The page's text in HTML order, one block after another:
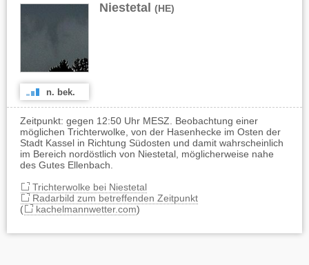
Niestetal (HE)
n. bek.
Zeitpunkt: gegen 12:50 Uhr MESZ. Beobachtung einer
möglichen Trichterwolke, von der Hasenhecke im Osten der
Stadt Kassel in Richtung Südosten und damit wahrscheinlich
im Bereich nordöstlich von Niestetal, möglicherweise nahe
des Gutes Ellenbach.
Trichterwolke bei Niestetal
Radarbild zum betreffenden Zeitpunkt
(
kachelmannwetter.com)